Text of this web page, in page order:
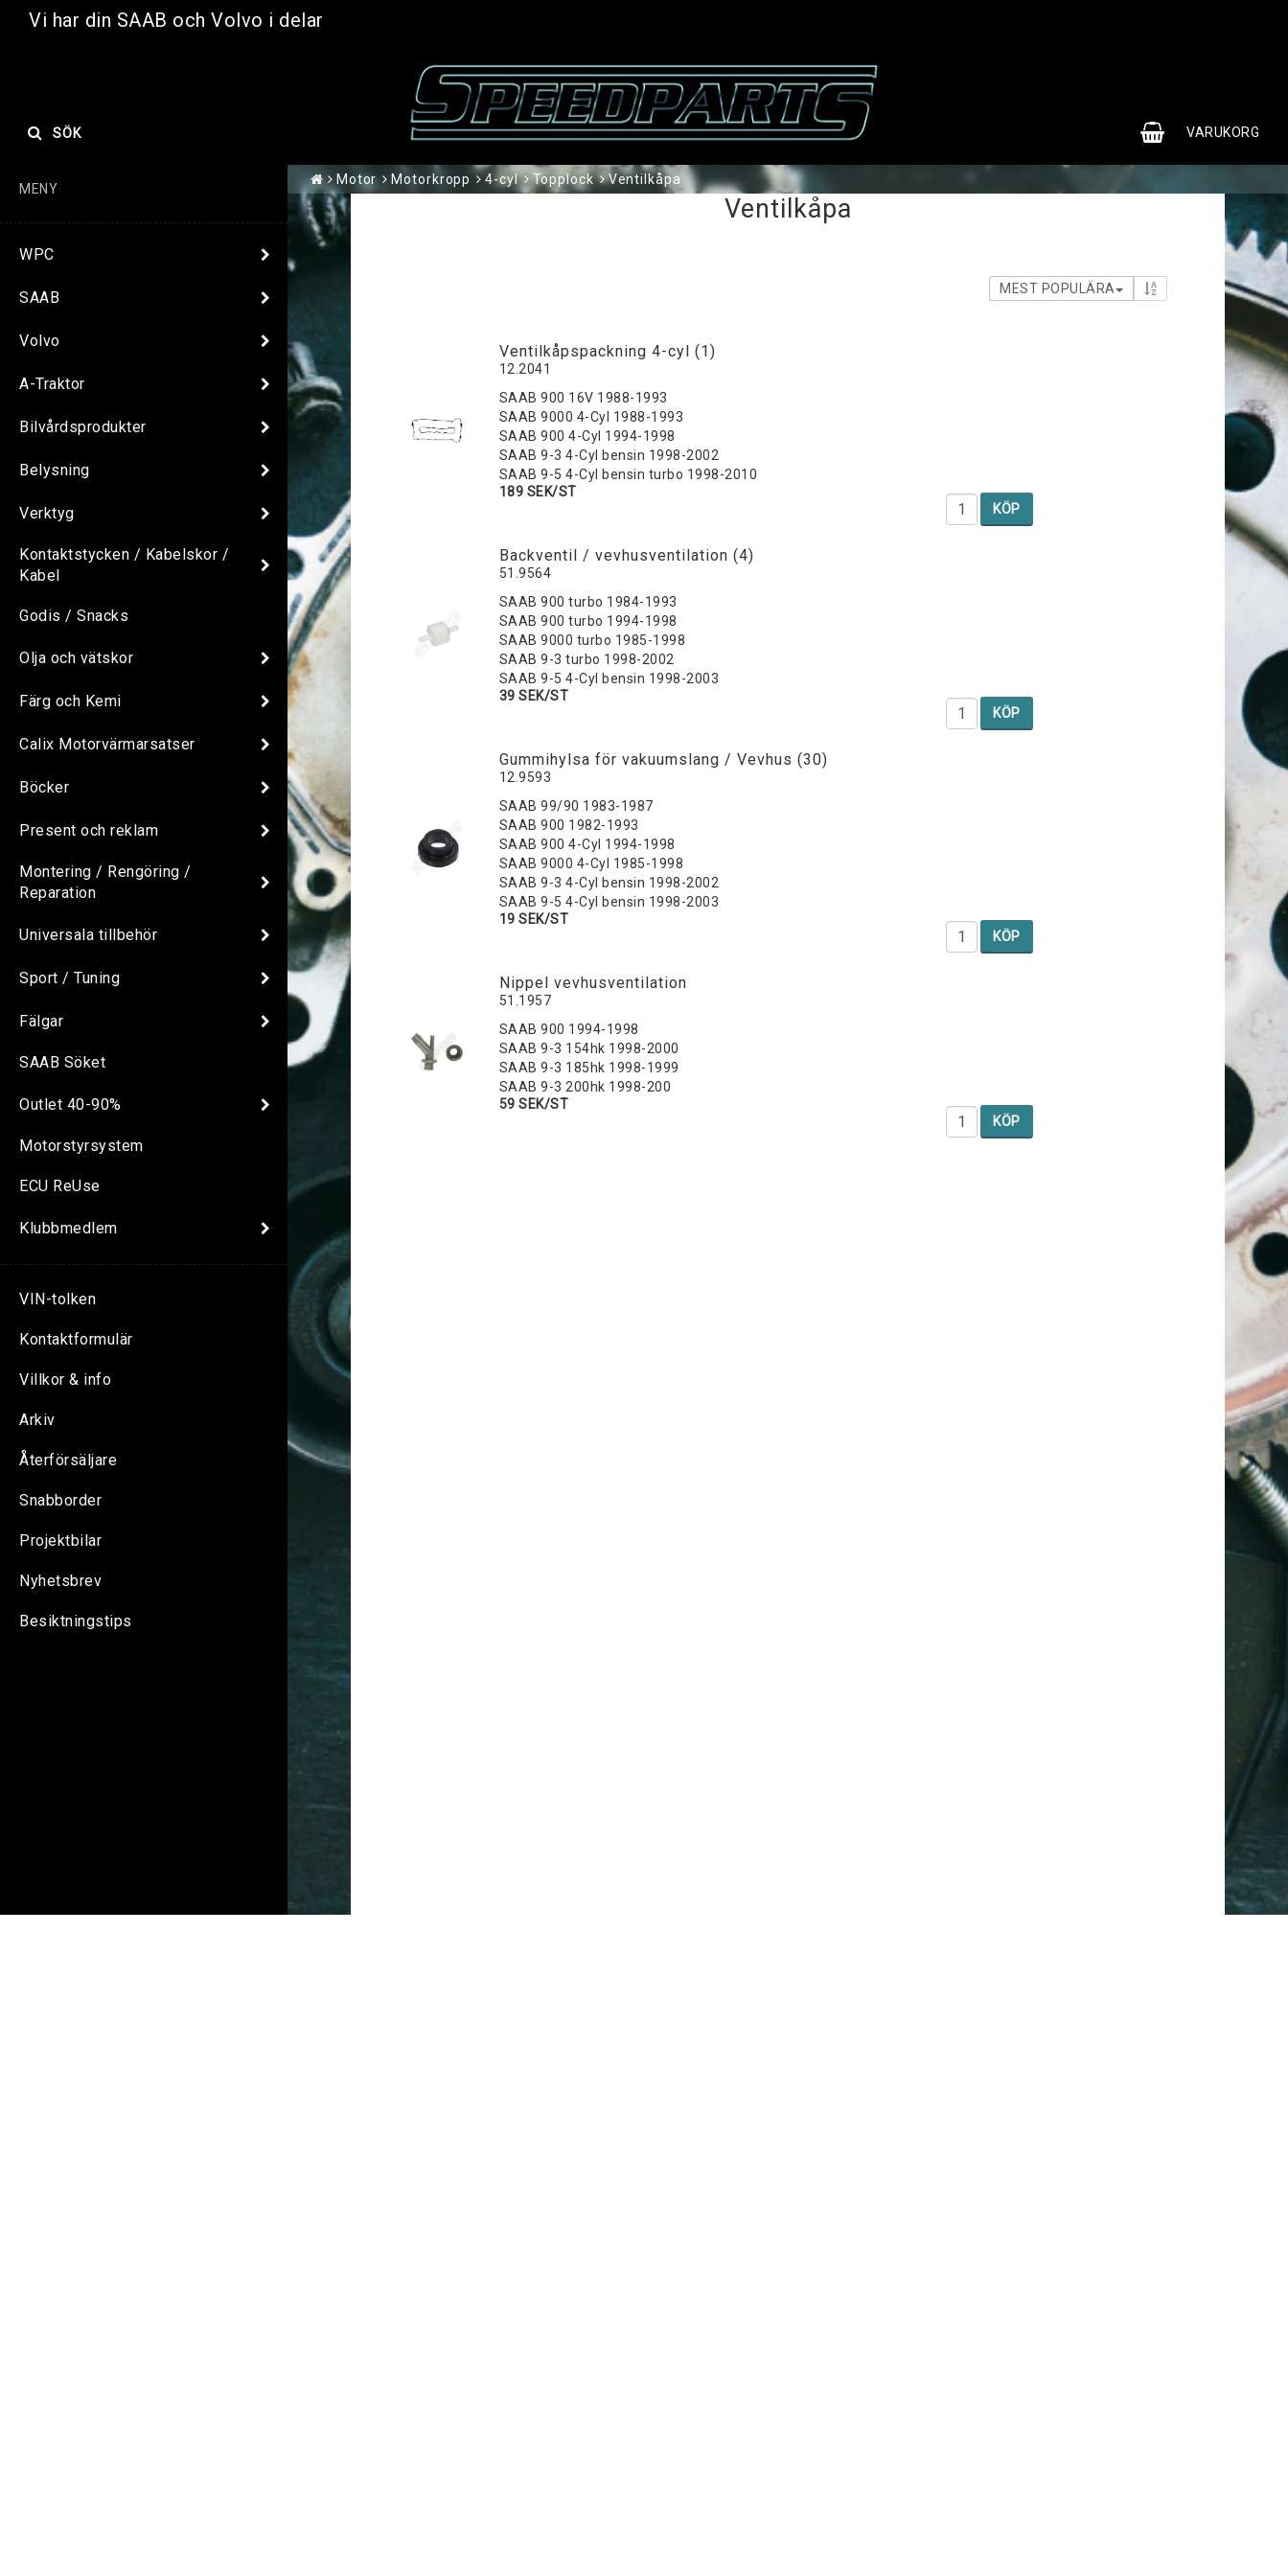
Vi har din SAAB och Volvo i delar
VARUKORG
SÖK
MENY
WPC
SAAB
Volvo
A-Traktor
Bilvårdsprodukter
Belysning
Verktyg
Kontaktstycken / Kabelskor /
Kabel
Godis / Snacks
Olja och vätskor
Färg och Kemi
Calix Motorvärmarsatser
Böcker
Present och reklam
Montering / Rengöring /
Reparation
Universala tillbehör
Sport / Tuning
Fälgar
SAAB Söket
Outlet 40-90%
Motorstyrsystem
ECU ReUse
Klubbmedlem
VIN-tolken
Kontaktformulär
Villkor & info
Arkiv
Återförsäljare
Snabborder
Projektbilar
Nyhetsbrev
Besiktningstips
Motor Motorkropp 4-cyl Topplock Ventilkåpa
Ventilkåpa
MEST POPULÄRA
Ventilkåpspackning 4-cyl (1)
12.2041
SAAB 900 16V 1988-1993
SAAB 9000 4-Cyl 1988-1993
SAAB 900 4-Cyl 1994-1998
SAAB 9-3 4-Cyl bensin 1998-2002
SAAB 9-5 4-Cyl bensin turbo 1998-2010
189 SEK/ST
KÖP
Backventil / vevhusventilation (4)
51.9564
SAAB 900 turbo 1984-1993
SAAB 900 turbo 1994-1998
SAAB 9000 turbo 1985-1998
SAAB 9-3 turbo 1998-2002
SAAB 9-5 4-Cyl bensin 1998-2003
39 SEK/ST
KÖP
Gummihylsa för vakuumslang / Vevhus (30)
12.9593
SAAB 99/90 1983-1987
SAAB 900 1982-1993
SAAB 900 4-Cyl 1994-1998
SAAB 9000 4-Cyl 1985-1998
SAAB 9-3 4-Cyl bensin 1998-2002
SAAB 9-5 4-Cyl bensin 1998-2003
19 SEK/ST
KÖP
Nippel vevhusventilation
51.1957
SAAB 900 1994-1998
SAAB 9-3 154hk 1998-2000
SAAB 9-3 185hk 1998-1999
SAAB 9-3 200hk 1998-200
59 SEK/ST
KÖP